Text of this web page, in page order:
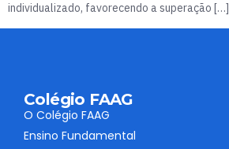
individualizado, favorecendo a superação […]
Colégio FAAG
O Colégio FAAG
Ensino Fundamental